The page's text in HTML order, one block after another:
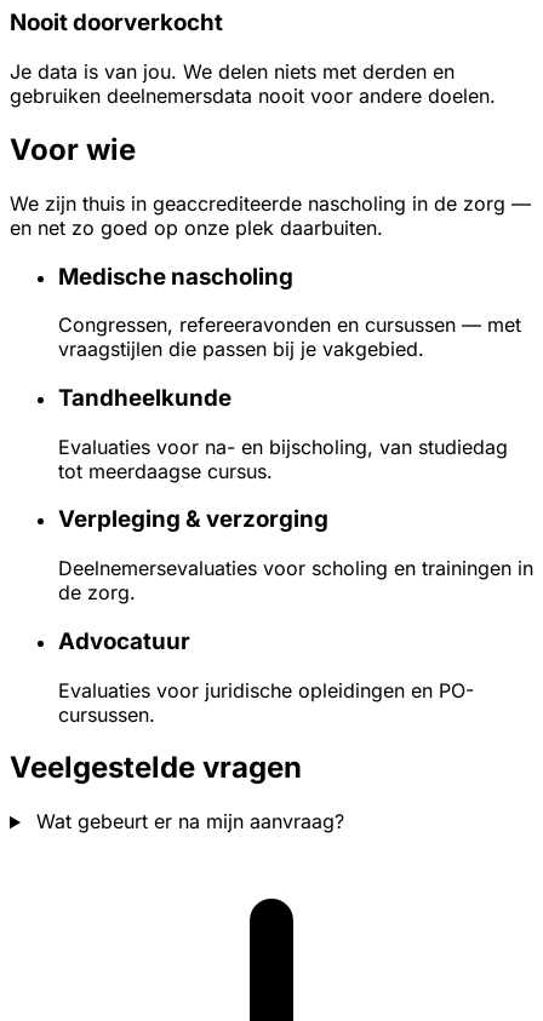
Nooit doorverkocht
Je data is van jou. We delen niets met derden en
gebruiken deelnemersdata nooit voor andere doelen.
Voor wie
We zijn thuis in geaccrediteerde nascholing in de zorg —
en net zo goed op onze plek daarbuiten.
Medische nascholing
Congressen, refereeravonden en cursussen — met
vraagstijlen die passen bij je vakgebied.
Tandheelkunde
Evaluaties voor na- en bijscholing, van studiedag
tot meerdaagse cursus.
Verpleging & verzorging
Deelnemersevaluaties voor scholing en trainingen in
de zorg.
Advocatuur
Evaluaties voor juridische opleidingen en PO-
cursussen.
Veelgestelde vragen
Wat gebeurt er na mijn aanvraag?